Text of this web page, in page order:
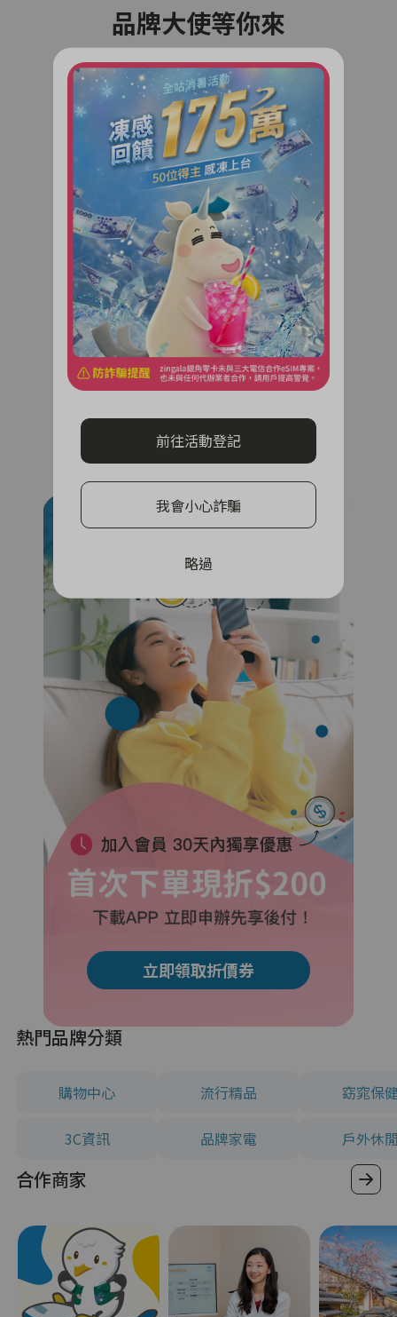
品牌大使等你來
共創銀角零卡品牌新天地！
超多福利享不完
了解更多
相揪好友拿獎金
邀請好友加入銀角零卡！
完成任務賺獎金
立即領取折價券
熱門品牌分類
購物中心 流行精品 窈窕保
3C資訊 品牌家電 戶外休
合作商家
略過
前往活動登記
我會小心詐騙